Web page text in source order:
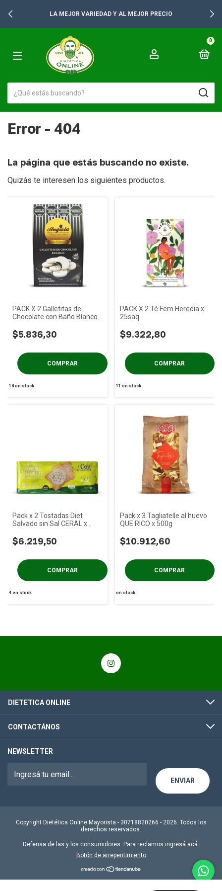
LA MEJOR VARIEDAD Y AL MEJOR PRECIO
0
Error - 404
La página que estás buscando no existe.
Quizás te interesen los siguientes productos.
PACK X 2 Galletitas de
Chocolate con Baño Blanco
$5.836,30
18en stock
PACK X 2 Té Fem Heredia x
25saq
$9.322,80
11 en stock
Pack x 2 Tostadas Diet
Salvado sin Sal CERAL x
$6.219,50
4en stock
Pack x 3 Tagliatelle al huevo
QUE RICO x 500g
$10.912,60
en stock
DIETETICA ONLINE
CONTACTÁNOS
NEWSLETTER
Copyright Dietética Online Mayorista - 30718820266 - 2026. Todos los
derechos reservados.
Defensa de las y los consumidores. Para reclamos ingresá acá.
Botón de arrepentimiento